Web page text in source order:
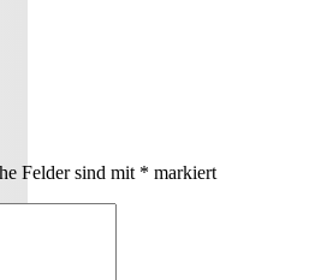
Felder sind mit * markiert